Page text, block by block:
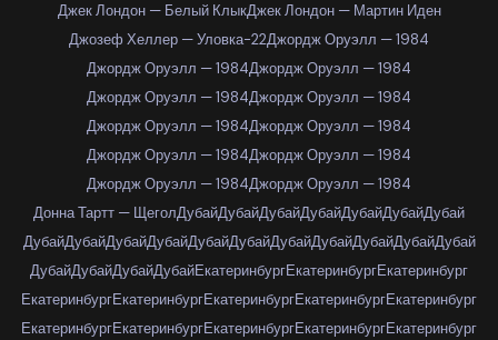
Джек Лондон — Белый КлыкДжек Лондон — Мартин Иден
Джозеф Хеллер — Уловка-22Джордж Оруэлл — 1984
Джордж Оруэлл — 1984Джордж Оруэлл — 1984
Джордж Оруэлл — 1984Джордж Оруэлл — 1984
Джордж Оруэлл — 1984Джордж Оруэлл — 1984
Джордж Оруэлл — 1984Джордж Оруэлл — 1984
Джордж Оруэлл — 1984Джордж Оруэлл — 1984
Донна Тартт — ЩеголДубайДубайДубайДубайДубайДубайДубай
ДубайДубайДубайДубайДубайДубайДубайДубайДубайДубайДубай
ДубайДубайДубайДубайЕкатеринбургЕкатеринбургЕкатеринбург
ЕкатеринбургЕкатеринбургЕкатеринбургЕкатеринбургЕкатеринбург
ЕкатеринбургЕкатеринбургЕкатеринбургЕкатеринбургЕкатеринбург